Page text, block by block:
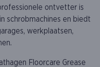
ontvetter is
schrobmachines en biedt
werkplaatsen,
Floorcare Grease